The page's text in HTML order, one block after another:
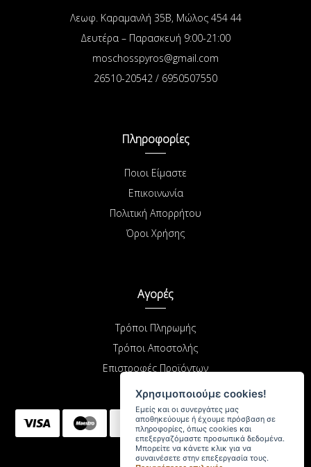
Λεωφ. Καραμανλή 35Β, Μώλος 454 44
Δευτέρα – Παρασκευή 9:00-21:00
moschosspyros@gmail.com
26510-20542 / 6950507550
Πληροφορίες
Ποιοι Είμαστε
Επικοινωνία
Πολιτική Απορρήτου
Όροι Χρήσης
Αγορές
Τρόποι Πληρωμής
Τρόποι Αποστολής
Επιστροφές Προϊόντων
Χρησιμοποιούμε cookies!
Εμείς και οι συνεργάτες μας
αποθηκεύουμε ή έχουμε πρόσβαση σε
πληροφορίες, όπως cookies και
επεξεργαζόμαστε προσωπικά δεδομένα.
Μπορείτε να κάνετε κλικ για να
συναινέσετε στην επεξεργασία τους.